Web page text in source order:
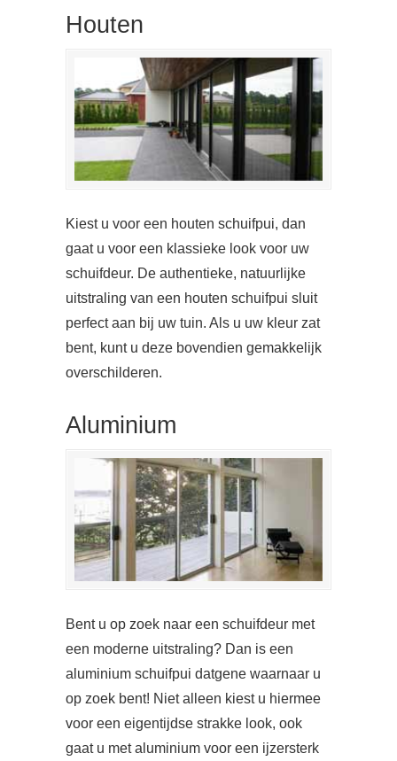
Houten
Kiest u voor een houten schuifpui, dan
gaat u voor een klassieke look voor uw
schuifdeur. De authentieke, natuurlijke
uitstraling van een houten schuifpui sluit
perfect aan bij uw tuin. Als u uw kleur zat
bent, kunt u deze bovendien gemakkelijk
overschilderen.
Aluminium
Bent u op zoek naar een schuifdeur met
een moderne uitstraling? Dan is een
aluminium schuifpui datgene waarnaar u
op zoek bent! Niet alleen kiest u hiermee
voor een eigentijdse strakke look, ook
gaat u met aluminium voor een ijzersterk